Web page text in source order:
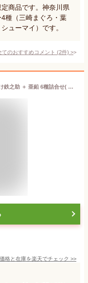
商品です。神奈川県
種（三崎まぐろ・葉
ューマイ）です。
てのおすすめコメント (2件) >
レビュー投稿で6袋プレゼント♪ ふりかけ鉄之助 ＋ 亜鉛 6種詰合せ( たらこ のりごま かつお さけ たまご やさい ) 3g 選べる30〜120袋セット ヘルシーフード ふりかけ 亜鉛 ご飯 フリカケ 振り掛け 鉄分
価格と在庫を楽天でチェック >>